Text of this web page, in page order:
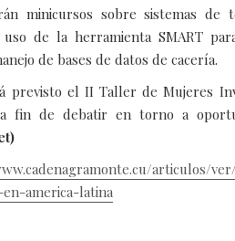
minicursos sobre sistemas de
uso de la herramienta SMART
de bases de datos de cacería.
el II Taller de Mujeres
a fin de debatir en torno a
articulos/
america-latina